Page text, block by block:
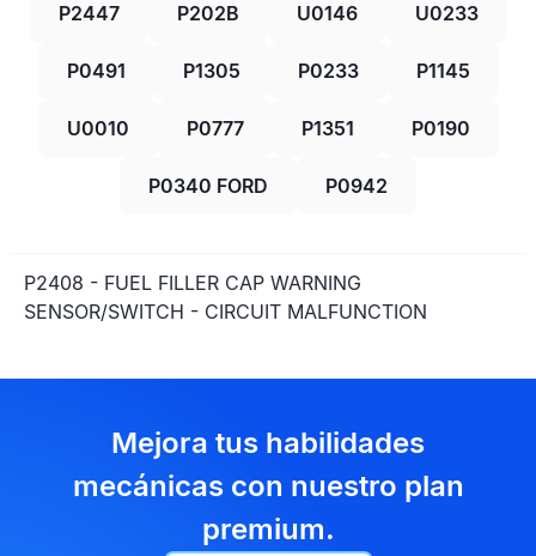
P2447 P202B U0146 U0233
P0491 P1305 P0233 P1145
U0010 P0777 P1351 P0190
P0340 FORD P0942
P2408 - FUEL FILLER CAP WARNING
SENSOR/SWITCH - CIRCUIT MALFUNCTION
Mejora tus habilidades
mecánicas con nuestro plan
premium.